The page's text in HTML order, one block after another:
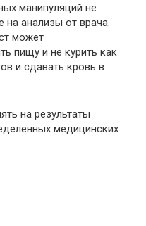
манипуляций не
на анализы от врача.
может
пищу и не курить как
и сдавать кровь в
на результаты
медицинских